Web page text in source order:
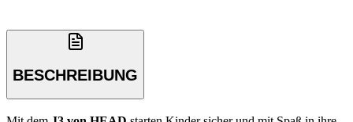
BESCHREIBUNG